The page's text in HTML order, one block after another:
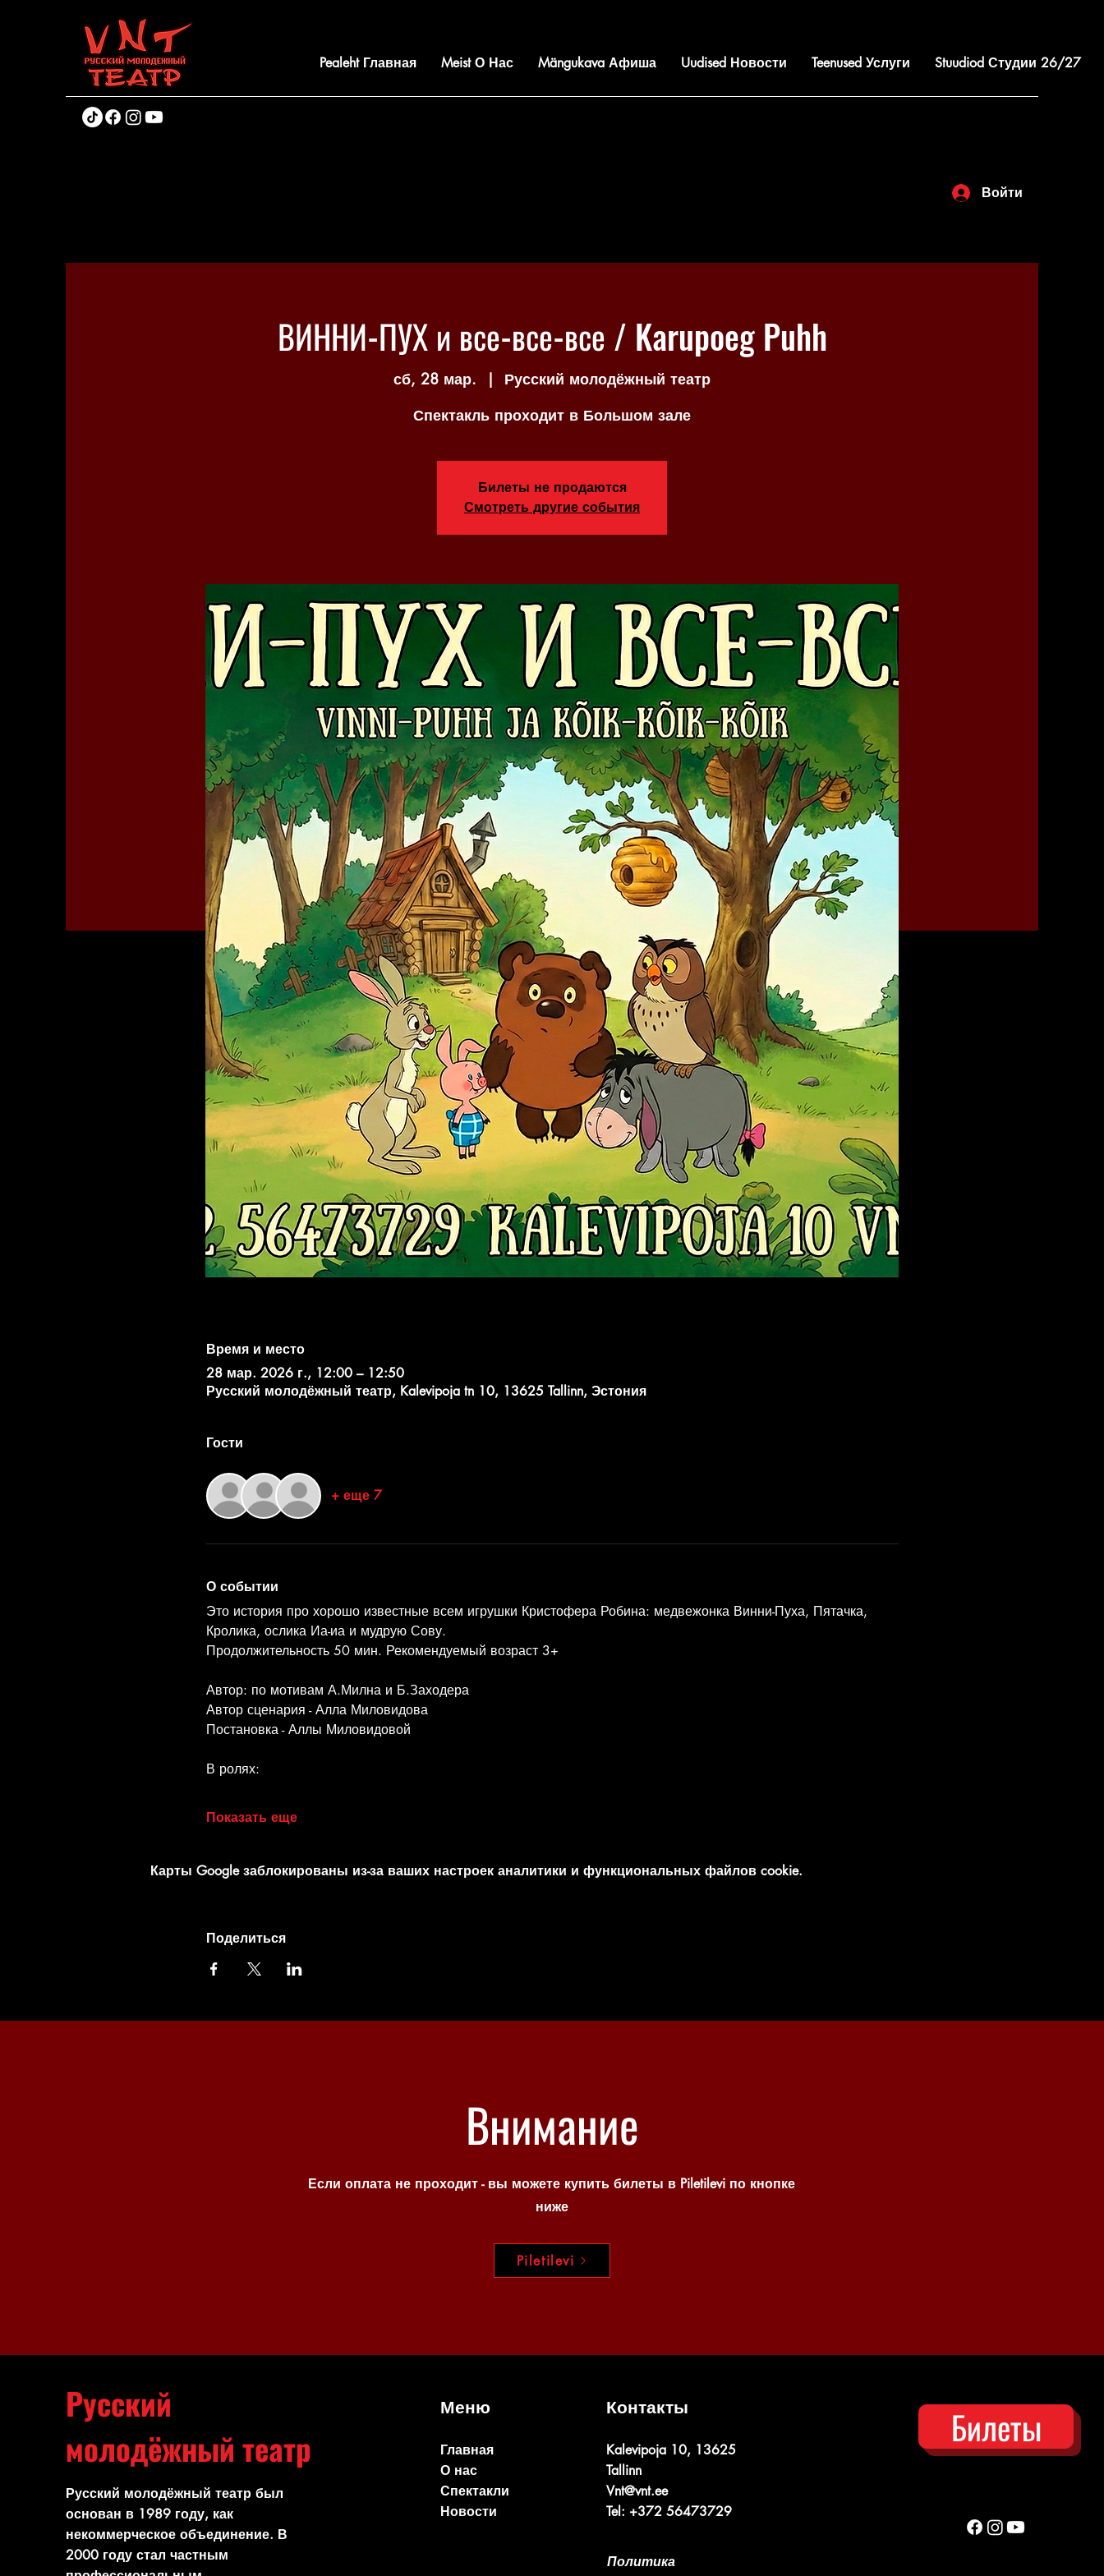
Pealeht Главная Meist О Нас Mängukava Афиша Uudised Новости Teenused Услуги Stuudiod Студии 26/27
Войти
ВИННИ-ПУХ и все-все-все / Karupoeg Puhh
сб, 28 мар.
  |
Русский молодёжный театр
Спектакль проходит в Большом зале
Билеты не продаются
Смотреть другие события
Время и место
28 мар. 2026 г., 12:00 – 12:50
Русский молодёжный театр, Kalevipoja tn 10, 13625 Tallinn, Эстония
Гости
+ еще 7
О событии
Это история про хорошо известные всем игрушки Кристофера Робина: медвежонка Винни-Пуха, Пятачка,
Кролика, ослика Иа-иа и мудрую Сову.
Продолжительность 50 мин. Рекомендуемый возраст 3+
Автор: по мотивам А.Милна и Б.Заходера
Автор сценария - Алла Миловидова
Постановка - Аллы Миловидовой
В ролях:
Показать еще
Карты Google заблокированы из-за ваших настроек аналитики и функциональных файлов cookie.
Поделиться
Внимание
Если оплата не проходит - вы можете купить билеты в Piletilevi по кнопке
ниже
Piletilevi
Русский
молодёжный театр
Русский молодёжный театр был
основан в 1989 году, как
некоммерческое объединение. В
2000 году стал частным
Меню
Главная
О нас
Спектакли
Новости
Контакты
Kalevipoja 10, 13625
Tallinn
Vnt@vnt.ee
Tel: +372 56473729
Политика
Билеты